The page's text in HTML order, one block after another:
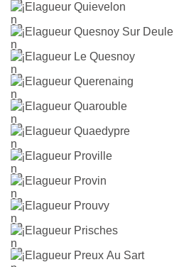
Elagueur Quievelon
Elagueur Quesnoy Sur Deule
Elagueur Le Quesnoy
Elagueur Querenaing
Elagueur Quarouble
Elagueur Quaedypre
Elagueur Proville
Elagueur Provin
Elagueur Prouvy
Elagueur Prisches
Elagueur Preux Au Sart